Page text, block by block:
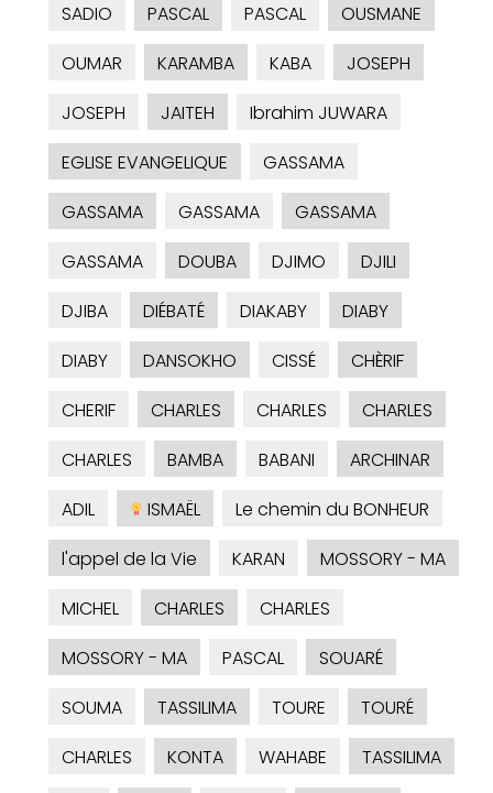
SADIO
PASCAL PASCAL
OUSMANE
OUMAR
KARAMBA KABA
JOSEPH
JOSEPH
JAITEH
Ibrahim JUWARA
EGLISE EVANGELIQUE
GASSAMA
GASSAMA
GASSAMA
GASSAMA
GASSAMA
DOUBA DJIMO
DJILI
DJIBA
DIÉBATÉ DIAKABY
DIABY
DIABY
DANSOKHO CISSÉ
CHÈRIF
CHERIF
CHARLES CHARLES
CHARLES
CHARLES
BAMBA BABANI
ARCHINAR
ADIL
ISMAËL
Le chemin du BONHEUR
l'appel de la Vie
KARAN
MOSSORY - MA
MICHEL
CHARLES
CHARLES
MOSSORY - MA
PASCAL
SOUARÉ
SOUMA
TASSILIMA TOURE
TOURÉ
CHARLES
KONTA WAHABE
TASSILIMA